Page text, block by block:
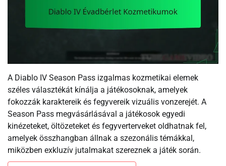
A Diablo IV Season Pass izgalmas kozmetikai elemek
széles választékát kínálja a játékosoknak, amelyek
fokozzák karaktereik és fegyvereik vizuális vonzerejét. A
Season Pass megvásárlásával a játékosok egyedi
kinézeteket, öltözeteket és fegyverterveket oldhatnak fel,
amelyek összhangban állnak a szezonális témákkal,
miközben exkluzív jutalmakat szereznek a játék során.